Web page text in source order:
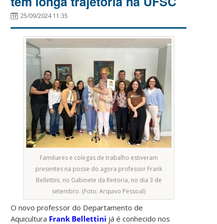
25/09/2024 11:35
Familiares e colegas de trabalho estiveram
presentes na posse do agora professor Frank
Bellettini, no Gabinete da Reitoria, no dia 3 de
setembro. (Foto: Arquivo Pessoal)
O novo professor do Departamento de
Aquicultura Frank Bellettini já é conhecido nos